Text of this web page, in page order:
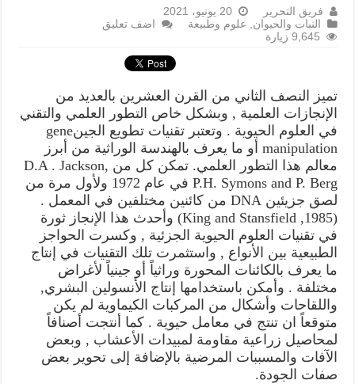
فريق التحرير
20 يونيو، 2021
النبات والحيوان, علوم وطبيعة
اضف تعليق
9,645 زيارة
تميز النصف الثاني من القرن العشرين بالعديد من
الإنجازات العلمية , وبشكل خاص التطور العلمي والتقني
في العلوم الحيوية . وتعتبر تقنيات تطويع الجينgene
manipulation أو ما يعرف بالهندسة الوراثية من أبرز
معالم هذا التطور العلمي. تمكن كل من D.A . Jackson,
P.H. Symons and P. Berg في عام 1972 ولأول مرة من
لصق جزيئين DNA من كائنين مختلفين في المعمل .
(King and Stansfield ,1985) وأحدث هذا الإنجاز ثورة
في تقنيات العلوم الحيوية الجزئية , وكسرت الحواجز
الطبيعية بين الأنواع , واستثمرت تلك التقنيات في إنتاج
ما يعرف بالكائنات المحورة وراثياً أو جينياً لأغراض
مختلفة . وأمكن باستخدامها إنتاج الأنسولين البشري,
واللقاحات وأشكال من المركبات الكيماوية لم يكن
متوقعاً ان تنتج في معامل حيوية . كما أنتجت أصنافاً
لمحاصيل زراعية مقاومة لمبيدات الأعشاب , وبعض
الآفات والمسببات المرضية بالإضافة إلى تحوير بعض
صفات الجودة.